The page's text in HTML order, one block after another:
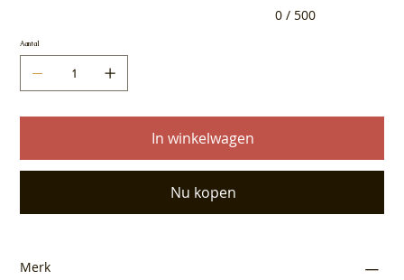
0 / 500
Aantal
In winkelwagen
Nu kopen
Merk